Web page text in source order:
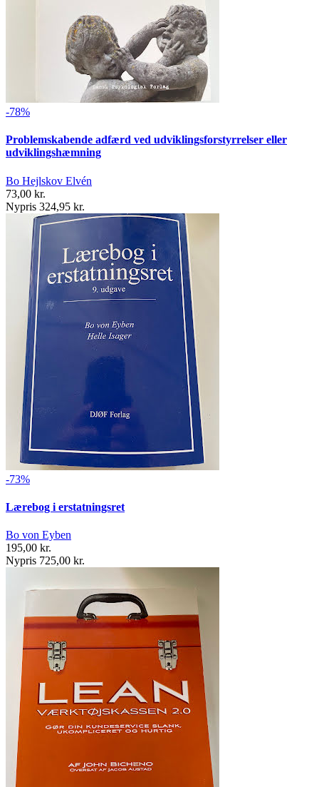
-78%
Problemskabende adfærd ved udviklingsforstyrrelser eller
udviklingshæmning
Bo Hejlskov Elvén
73,00 kr.
Nypris 324,95 kr.
-73%
Lærebog i erstatningsret
Bo von Eyben
195,00 kr.
Nypris 725,00 kr.